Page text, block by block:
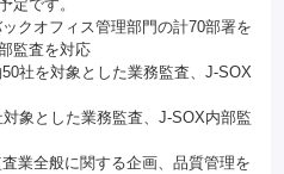
定です。
クオフィス管理部門の計70部署を
監査を対応
社を対象とした業務監査、J-SOX
象とした業務監査、J-SOX内部監
業全般に関する企画、品質管理を